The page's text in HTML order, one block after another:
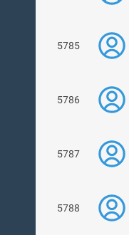
5785
5786
5787
5788